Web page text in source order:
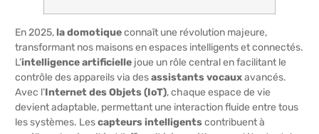
En 2025,la domotiqueconnaît une révolution majeure,
transformant nos maisons en espaces intelligents et connectés.
L’intelligence artificielle joue un rôle central en facilitant le
contrôle des appareils via desassistants vocauxavancés.
Avec l’Internet des Objets (IoT), chaque espace de vie
devient adaptable, permettant une interaction fluide entre tous
les systèmes. Lescapteurs intelligentscontribuent à